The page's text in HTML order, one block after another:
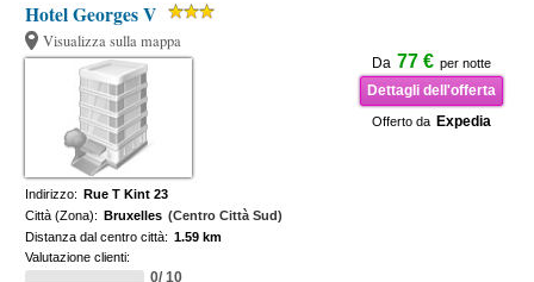
Hotel Georges V
Visualizza sulla mappa
Da 77 € per notte
Dettagli dell'offerta
Offerto da Expedia
Indirizzo: Rue T Kint 23
Città (Zona): Bruxelles (Centro Città Sud)
Distanza dal centro città: 1.59 km
Valutazione clienti:
0/ 10